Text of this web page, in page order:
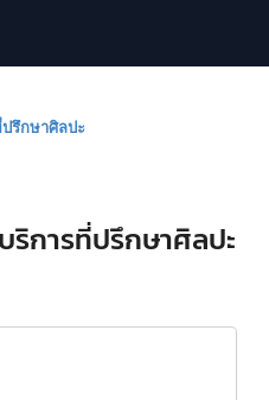
รึกษาศิลปะ
ริการที่ปรึกษาศิลปะ